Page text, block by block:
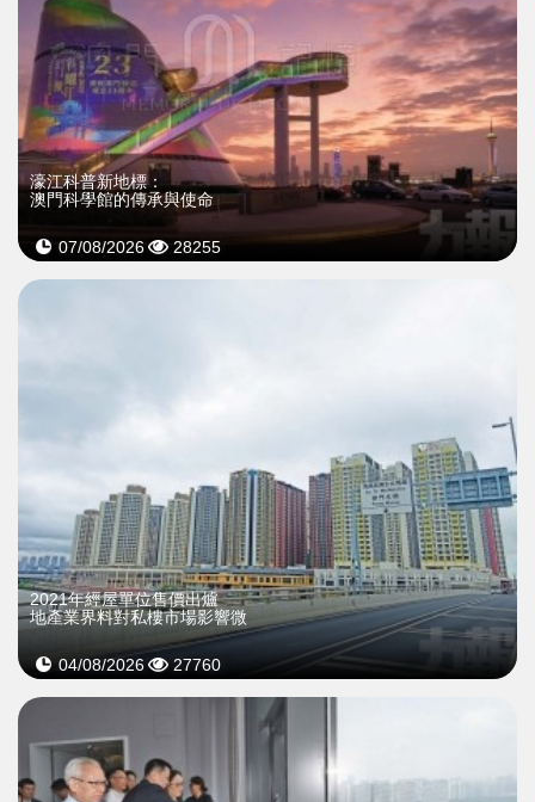
濠江科普新地標：
澳門科學館的傳承與使命
07/08/2026 28255
2021年經屋單位售價出爐
地產業界料對私樓市場影響微
04/08/2026 27760